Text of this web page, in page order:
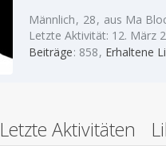
Männlich 28 aus Ma
Letzte Aktivität: 12. März
Beiträge 858 Erhaltene
Letzte Aktivitäten